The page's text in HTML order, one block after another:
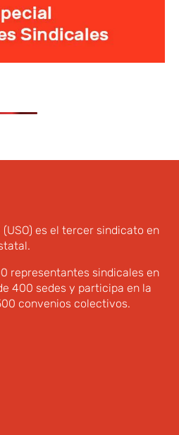
es el tercer sindicato en
representantes sindicales en
400 sedes y participa en la
convenios colectivos.